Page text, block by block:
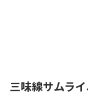
三味線サムライ